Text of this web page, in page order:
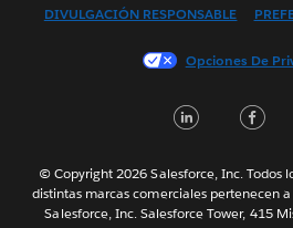
Français
한국어
Português
Svenska
DIVULGACIÓN RESPONSABLE
Opciones De
© Copyright 2026 Salesforce, Inc. Todos
distintas marcas comerciales pertenecen
Salesforce, Inc. Salesforce Tower, 415